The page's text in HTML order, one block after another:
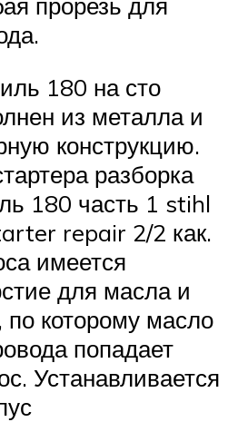
180 на сто
из металла и
конструкцию.
разборка
180 часть 1 stihl
repair 2/2 как.
имеется
для масла и
по которому масло
попадает
Устанавливается